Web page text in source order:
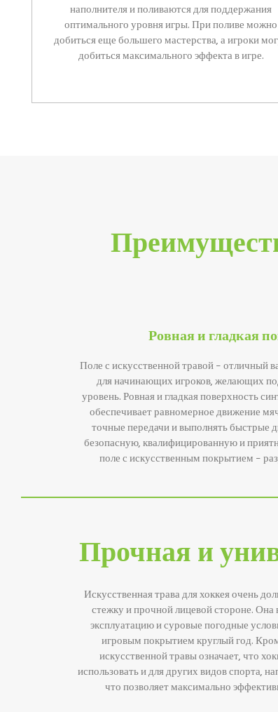
наполнителя и поливаются для поддержания
оптимального уровня игры. При поливе можно
добиться еще большего мастерства, а игроки
добиться максимального эффекта в игре.
Ровная и гладкая
Поле с искусственной травой – отличный
для начинающих игроков, желающих
уровень. Ровная и гладкая поверхность
обеспечивает равномерное движение
точные передачи и выполнять быстрые
безопасную, квалифицированную и
поле с искусственным покрытием –
Прочная и
Искусственная трава для хоккея очень
стежку и прочной лицевой стороне.
эксплуатацию и суровые погодные
игровым покрытием круглый год.
искусственной травы означает, что
использовать и для других видов спорта,
что позволяет максимально